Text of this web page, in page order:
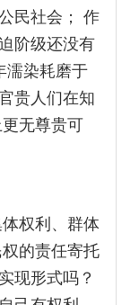
民社会； 作
阶级还没有
濡染耗磨于
贵人们在知
无尊贵可
权利、群体
的责任寄托
现形式吗？